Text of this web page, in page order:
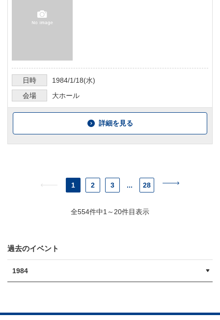
日時 1984/1/18(水)
会場
大ホール
詳細を見る
1 2 3 ... 28
全554件中1～20件目表示
過去のイベント